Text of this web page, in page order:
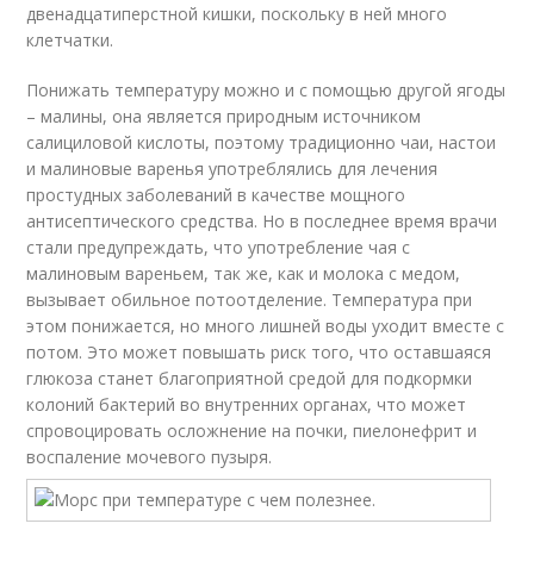
двенадцатиперстной кишки, поскольку в ней много
клетчатки.
Понижать температуру можно и с помощью другой ягоды
– малины, она является природным источником
салициловой кислоты, поэтому традиционно чаи, настои
и малиновые варенья употреблялись для лечения
простудных заболеваний в качестве мощного
антисептического средства. Но в последнее время врачи
стали предупреждать, что употребление чая с
малиновым вареньем, так же, как и молока с медом,
вызывает обильное потоотделение. Температура при
этом понижается, но много лишней воды уходит вместе с
потом. Это может повышать риск того, что оставшаяся
глюкоза станет благоприятной средой для подкормки
колоний бактерий во внутренних органах, что может
спровоцировать осложнение на почки, пиелонефрит и
воспаление мочевого пузыря.